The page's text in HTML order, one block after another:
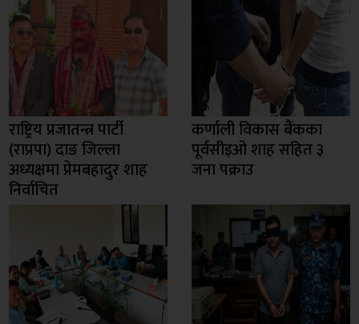
राष्ट्रिय प्रजातन्त्र पार्टी
(राप्रपा) दाङ जिल्ला
अध्यक्षमा प्रेमबहादुर शाह
निर्वाचित
कर्णाली विकास बैंकका
पूर्वसीइओ शाह सहित ३
जना पक्राउ